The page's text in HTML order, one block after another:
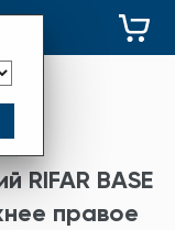
RIFAR BASE
правое